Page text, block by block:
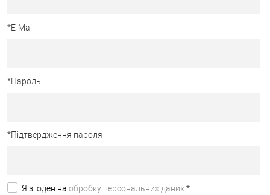
*E-Mail
*Пароль
*Підтвердження пароля
Я згоден на обробку персональних даних. *